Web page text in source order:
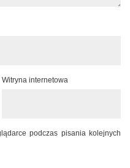
Witryna internetowa
podczas pisania kolejnych